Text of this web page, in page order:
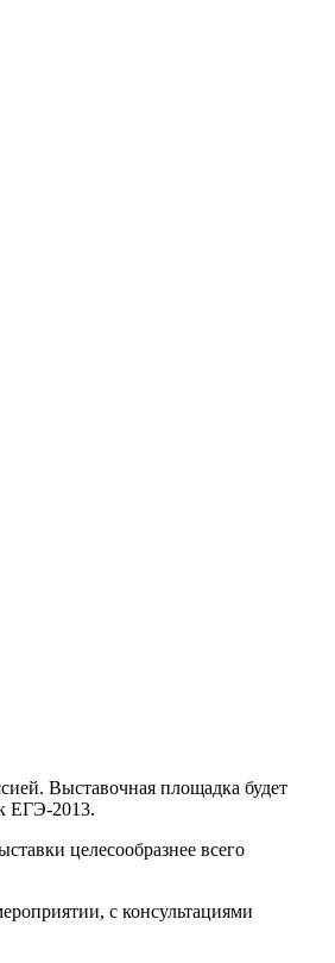
Выставочная площадка будет
ЕГЭ-2013.
целесообразнее всего
с консультациями